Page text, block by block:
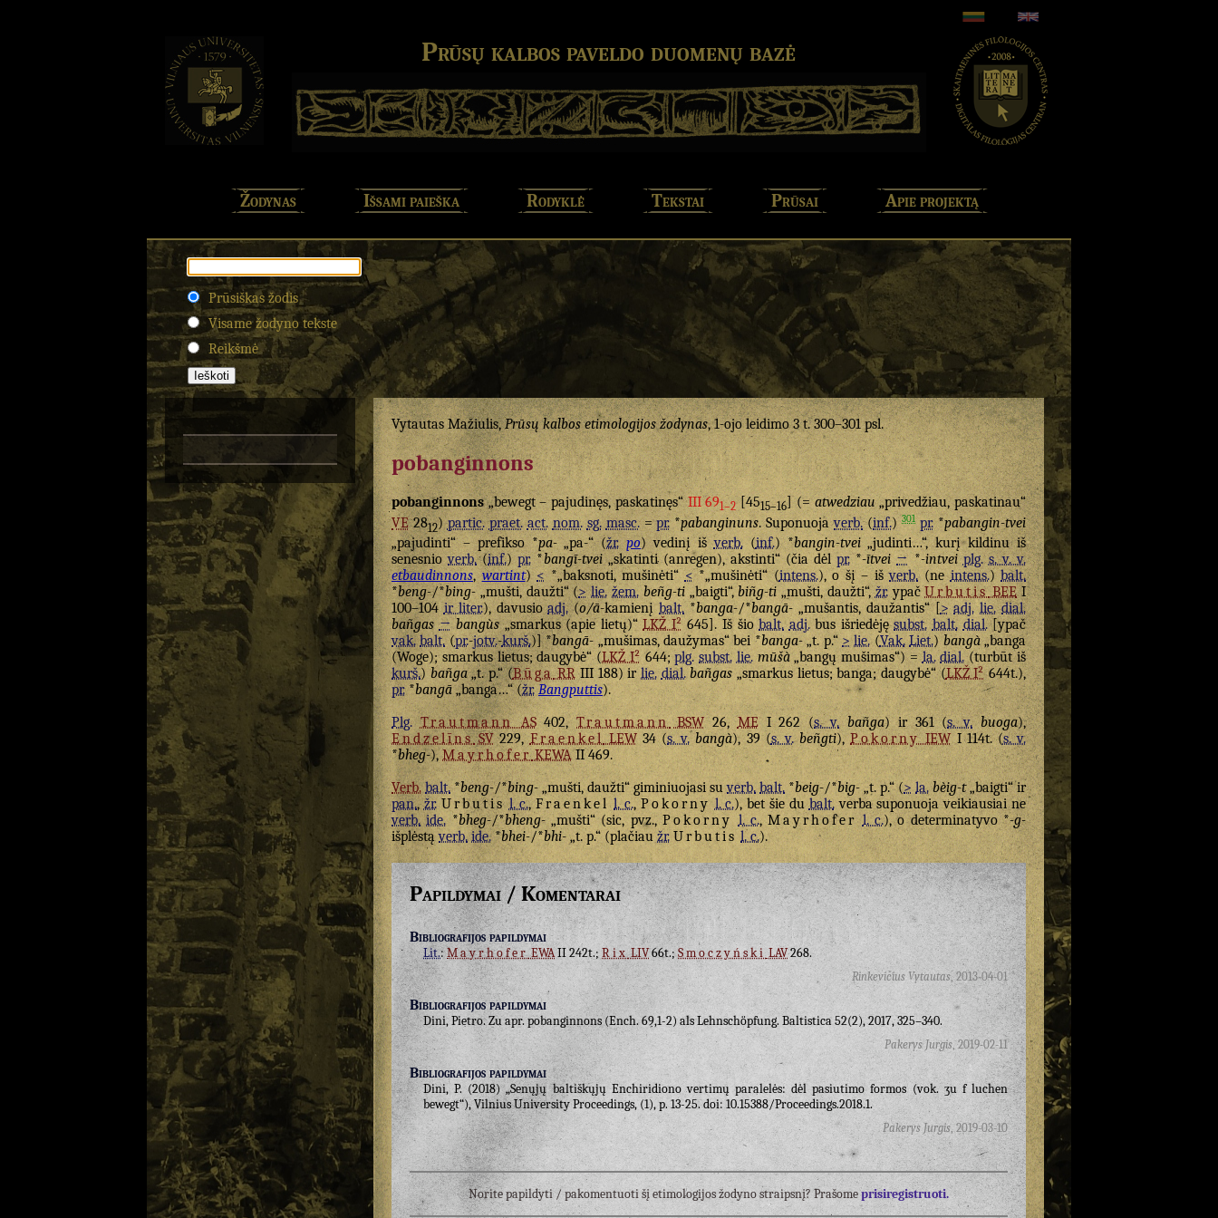
Prūsų kalbos paveldo duomenų bazė
Žodynas Išsami paieška Rodyklė Tekstai Prūsai Apie projektą
Prūsiškas žodis
Visame žodyno tekste
Reikšmė
Vytautas Mažiulis,Prūsų kalbos etimologijos žodynas, 1-ojo leidimo 3 t. 300–301 psl.
pobanginnons
pobanginnons„bewegt – pajudinęs, paskatinęs“III 691–2[4515–16] (=atwedziau„privedžiau, paskatinau“
VE2812)partic. praet. act. nom. sg. masc.=pr.*pabanginuns. Suponuojaverb.(inf.)301 pr.*pabangin-tvei
„pajudinti“ – prefikso *pa-„pa-“ (žr. po) vedinį išverb.(inf.) *bangin-tvei„judinti…“, kurį kildinu iš
senesnioverb.(inf.)pr.*bangī-tvei„skatinti (anregen), akstinti“ (čia dėlpr.*-ītvei → *-intvei plg. s. v. v.
etbaudinnons,wartint)<*„baksnoti, mušinėti“<*„mušinėti“ (intens.), o šį – išverb.(neintens.)balt.
*beng-/*bing-„mušti, daužti“ (> lie. žem. beñg-ti„baigti“, biñg-ti „mušti, daužti“,žr.ypačUrbutisBEEI
100–104ir liter.), davusioadj.(o/ā-kamienįbalt.*banga-/*bangā- „mušantis, daužantis“ [> adj. lie. dial.
bañgas → bangùs„smarkus (apie lietų)“LKŽ I² 645]. Iš šiobalt. adj.bus išriedėjęsubst. balt. dial.[ypač
vak. balt.(pr.-jotv.-kurš.)] *bangā-„mušimas, daužymas“ bei *banga-„t. p.“> lie.(Vak. Liet.)bangà„banga
(Woge); smarkus lietus; daugybė“ (LKŽ I² 644;plg. subst. lie. mūšà„bangų mušimas“) =la. dial.(turbūt iš
kurš.) bañga„t. p.“ (BūgaRRIII 188) irlie. dial. bañgas„smarkus lietus; banga; daugybė“ (LKŽ I²644t.),
pr.*bangā„banga…“ (žr. Bangputtis).
Plg. TrautmannAS402,TrautmannBSW26,MEI 262 (s. v. bañga) ir 361 (s. v. buoga),
EndzelīnsSV229,FraenkelLEW34 (s. v. bangà), 39 (s. v. beñgti),PokornyIEWI 114t. (s. v.
*bheg-),Mayrhofer KEWAII 469.
Verb. balt.*beng-/*bing-„mušti, daužti“ giminiuojasi suverb. balt. *beig-/*big-„t. p.“ (> la. bèig-t„baigti“ ir
pan.,žr. Urbutis l. c.,Fraenkel l. c., Pokorny l. c.), bet šie dubalt.verba suponuoja veikiausiai ne
verb. ide. *bheg-/*bheng-„mušti“ (sic, pvz.,Pokorny l. c.,Mayrhofer l. c.), o determinatyvo *-g-
išplėstąverb. ide.*bhei-/*bhi-„t. p.“ (plačiaužr. Urbutis l. c.).
Papildymai / Komentarai
Bibliografijos papildymai
Lit.:MayrhoferEWAII 242t.; RixLIV66t.; SmoczyńskiLAV268.
Rinkevičius Vytautas,2013-04-01
Bibliografijos papildymai
Dini, Pietro. Zu apr. pobanginnons (Ench. 69,1-2) als Lehnschöpfung. Baltistica 52(2), 2017, 325–340.
Pakerys Jurgis,2019-02-11
Bibliografijos papildymai
Dini, P. (2018) „Senųjų baltiškųjų Enchiridiono vertimų paralelės: dėl pasiutimo formos (vok. ӡu f luchen
bewegt“), Vilnius University Proceedings, (1), p. 13-25. doi: 10.15388/Proceedings.2018.1.
Pakerys Jurgis, 2019-03-10
Norite papildyti / pakomentuoti šį etimologijos žodyno straipsnį? Prašomeprisiregistruoti.